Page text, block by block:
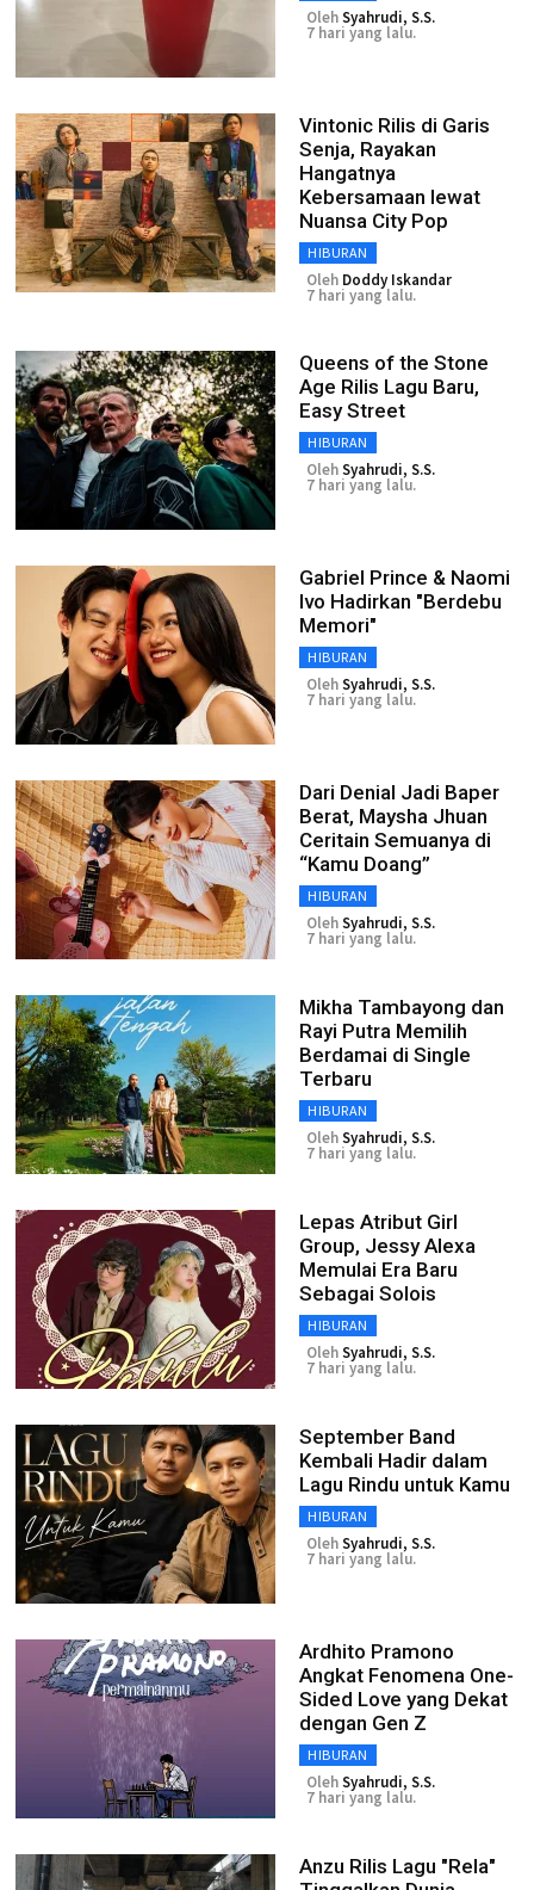
OlehSyahrudi, S.S.
7 hari yang lalu.
Vintonic Rilis di Garis
Senja, Rayakan
Hangatnya
Kebersamaan lewat
Nuansa City Pop
HIBURAN
Oleh Doddy Iskandar
7 hari yang lalu.
Queens of the Stone
Age Rilis Lagu Baru,
Easy Street
HIBURAN
OlehSyahrudi, S.S.
7 hari yang lalu.
Gabriel Prince & Naomi
Ivo Hadirkan "Berdebu
Memori"
HIBURAN
OlehSyahrudi, S.S.
7 hari yang lalu.
Dari Denial Jadi Baper
Berat, Maysha Jhuan
Ceritain Semuanya di
“Kamu Doang”
HIBURAN
OlehSyahrudi, S.S.
7 hari yang lalu.
Mikha Tambayong dan
Rayi Putra Memilih
Berdamai di Single
Terbaru
HIBURAN
OlehSyahrudi, S.S.
7 hari yang lalu.
Lepas Atribut Girl
Group, Jessy Alexa
Memulai Era Baru
Sebagai Solois
HIBURAN
OlehSyahrudi, S.S.
7 hari yang lalu.
September Band
Kembali Hadir dalam
Lagu Rindu untuk Kamu
HIBURAN
OlehSyahrudi, S.S.
7 hari yang lalu.
Ardhito Pramono
Angkat Fenomena One-
Sided Love yang Dekat
dengan Gen Z
HIBURAN
OlehSyahrudi, S.S.
7 hari yang lalu.
Anzu Rilis Lagu "Rela"